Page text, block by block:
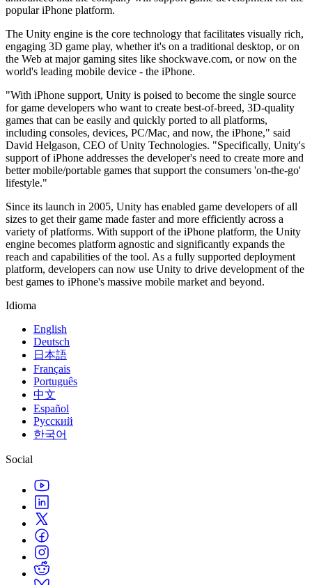
LiveOps
Insights pós-lançamento e operações de jogos ao vivo
Amplie
Seja descoberto e adquira usuários móveis
In-App Purchase
Gerencie as IAP em todas as lojas e no modelo D2C (direto ao
consumidor).
Monetização
Conecte jogadores com os jogos certos
Anuncie com o Unity
Monetize com o Unity
Casos de uso
Jogos de dispositivos móveis
Crie e faça crescer sucessos móveis com o Unity
Jogos Independentes
Lance grandes jogos com pequenas equipes
Jogos XR
Lance jogos XR em várias plataformas
Jogos com multijogador
Simplifique o desenvolvimento de jogos multiplayer
Varejo
Transformar experiências em loja em experiências online
Automotivo
Veja todas as indústrias
Insights
Estudos de caso
Histórias de sucesso do mundo real
Dicas e truques de especialistas
Demonstrações
Demonstrações, amostras e blocos de construção
Todos os recursos
Novidades
Blog
Atualizações, informações e dicas técnicas
Notícias
Notícias, histórias e centro de imprensa
Junte-se a desenvolvedores, criadores e insiders
Prêmios Unity
Celebrando criadores do Unity em todo o mundo
Tutoriais
Dicas práticas e melhores práticas
Educação
Impulsione sua carreira
Para educadores
Impulsione seu ensino
Concessão de Licença Educacional
Leve o poder do Unity para sua instituição
Certificações
Prove sua maestria em Unity
popular iPhone platform.
The Unity engine is the core technology that facilitates visually rich,
engaging 3D game play, whether it's on a traditional desktop, or on
the Web at major gaming sites like shockwave.com, or now on the
world's leading mobile device - the iPhone.
"With iPhone support, Unity is poised to become the single source
for game developers who want to create best-of-breed, 3D-quality
games that can be easily and quickly ported to all platforms,
including consoles, devices, PC/Mac, and now, the iPhone," said
David Helgason, CEO of Unity Technologies. "Specifically, Unity's
support of iPhone addresses the developer's need to create more and
better mobile/portable games that support the consumers 'on-the-go'
lifestyle."
Since its launch in 2005, Unity has enabled game developers of all
sizes to get their game made faster and more efficiently across a
variety of platforms. With support of the iPhone platform, the Unity
engine becomes platform agnostic and significantly expands the
reach and capabilities of the tool. As a fully supported deployment
platform, developers can now use Unity to drive development of the
best games to iPhone's massive mobile market and beyond.
Idioma
English
Deutsch
日本語
Français
Português
中文
Español
Русский
한국어
Social